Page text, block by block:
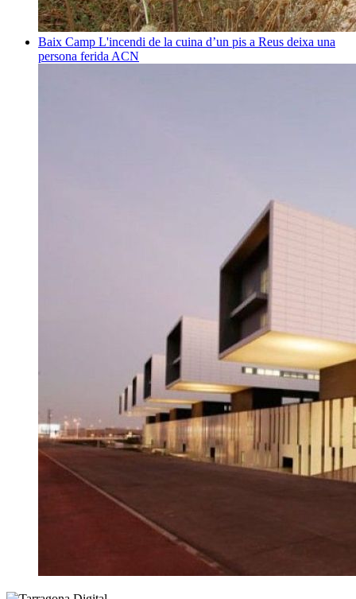
Baix Camp L'incendi de la cuina d’un pis a Reus deixa una
persona ferida ACN